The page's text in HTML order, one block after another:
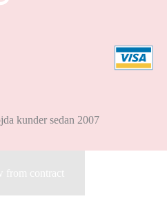
kunder sedan 2007
from contract